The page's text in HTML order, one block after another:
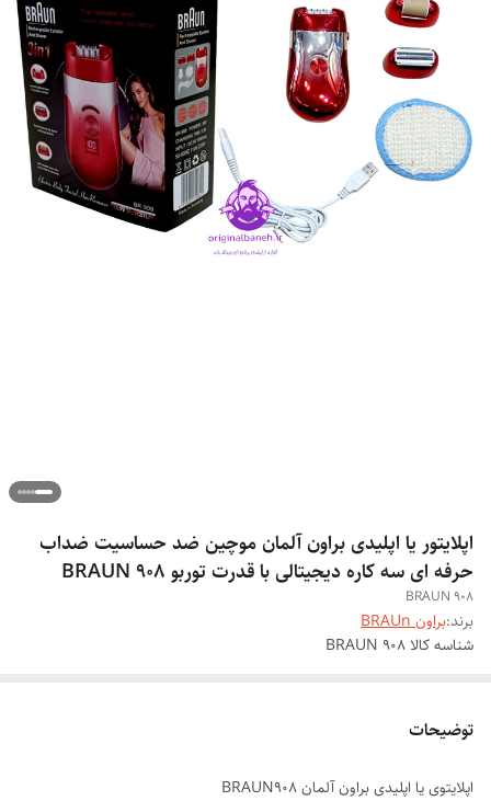
اپلایتور یا اپلیدی براون آلمان موچین ضد حساسیت ضداب
حرفه ای سه کاره دیجیتالی با قدرت توربو BRAUN 908
BRAUN 908
برند:براون BRAUn
شناسه کالا BRAUN 908
توضیحات
اپلایتوی یا اپلیدی براون آلمان BRAUN908